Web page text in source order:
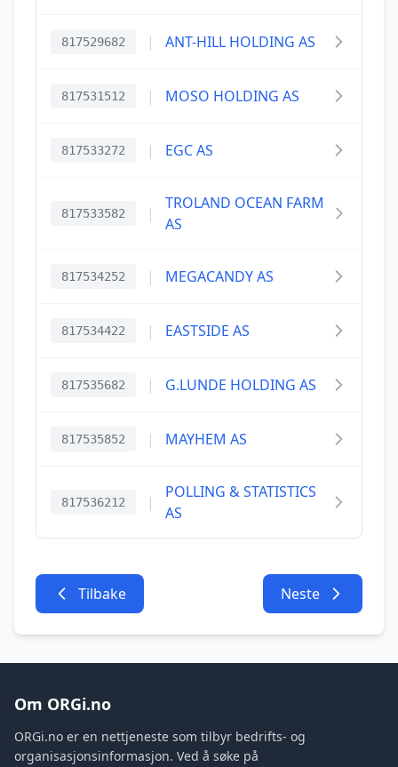
817529682 | ANT-HILL HOLDING AS
817531512 | MOSO HOLDING AS
817533272 | EGC AS
817533582 |
TROLAND OCEAN FARM
AS
817534252 | MEGACANDY AS
817534422 | EASTSIDE AS
817535682 | G.LUNDE HOLDING AS
817535852 | MAYHEM AS
817536212 |
POLLING & STATISTICS
AS
Tilbake Neste
Om ORGi.no
ORGi.no er en nettjeneste som tilbyr bedrifts- og
organisasjonsinformasjon. Ved å søke på